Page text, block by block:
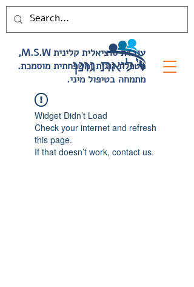
,M.S.W עובדת סוציאלית קלינית
.מטפלת זוגית ומשפחתית מוסמכת
.מתמחה בטיפול מיני
Widget Didn’t Load
Check your internet and refresh
this page.
If that doesn’t work, contact us.